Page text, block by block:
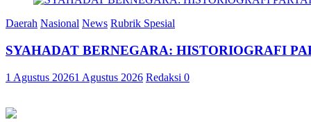
Daerah Nasional News Rubrik Spesial
SYAHADAT BERNEGARA: HISTORIOGRAFI
1 Agustus 20261 Agustus 2026 Redaksi 0